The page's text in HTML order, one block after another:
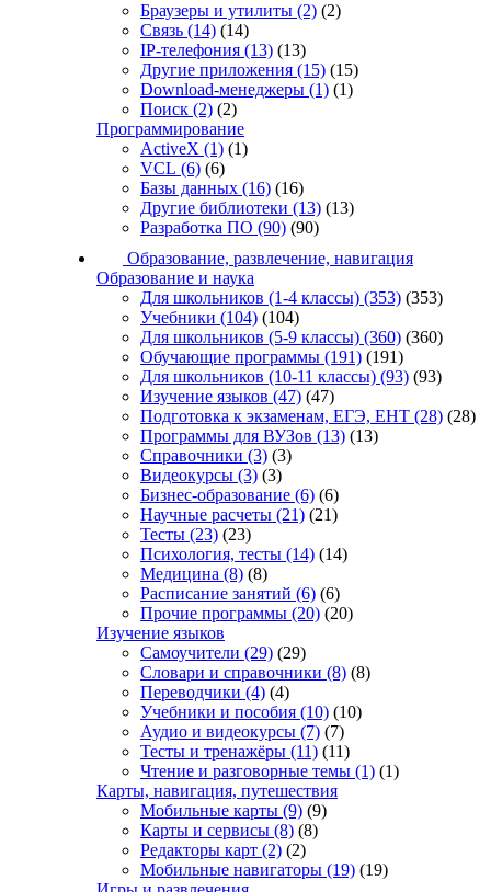
Браузеры и утилиты (2) (2)
Связь (14) (14)
IP-телефония (13) (13)
Другие приложения (15) (15)
Download-менеджеры (1) (1)
Поиск (2) (2)
Программирование
ActiveX (1) (1)
VCL (6) (6)
Базы данных (16) (16)
Другие библиотеки (13) (13)
Разработка ПО (90) (90)
Образование, развлечение, навигация
Образование и наука
Для школьников (1-4 классы) (353) (353)
Учебники (104) (104)
Для школьников (5-9 классы) (360) (360)
Обучающие программы (191) (191)
Для школьников (10-11 классы) (93) (93)
Изучение языков (47) (47)
Подготовка к экзаменам, ЕГЭ, ЕНТ (28) (28)
Программы для ВУЗов (13) (13)
Справочники (3) (3)
Видеокурсы (3) (3)
Бизнес-образование (6) (6)
Научные расчеты (21) (21)
Тесты (23) (23)
Психология, тесты (14) (14)
Медицина (8) (8)
Расписание занятий (6) (6)
Прочие программы (20) (20)
Изучение языков
Самоучители (29) (29)
Словари и справочники (8) (8)
Переводчики (4) (4)
Учебники и пособия (10) (10)
Аудио и видеокурсы (7) (7)
Тесты и тренажёры (11) (11)
Чтение и разговорные темы (1) (1)
Карты, навигация, путешествия
Мобильные карты (9) (9)
Карты и сервисы (8) (8)
Редакторы карт (2) (2)
Мобильные навигаторы (19) (19)